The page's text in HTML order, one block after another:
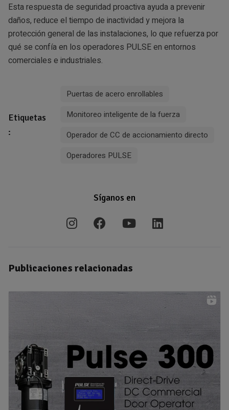
Esta respuesta de seguridad proactiva ayuda a prevenir
daños, reduce el tiempo de inactividad y mejora la
protección general de las instalaciones, lo que refuerza por
qué se confía en los operadores PULSE en entornos
comerciales e industriales.
Etiquetas
:
Puertas de acero enrollables
Monitoreo inteligente de la fuerza
Operador de CC de accionamiento directo
Operadores PULSE
Síganos en
Publicaciones relacionadas